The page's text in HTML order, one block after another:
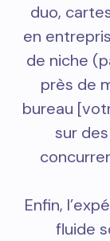
duo,
en
de niche
près de
bureau
sur
Enfin,
fluide